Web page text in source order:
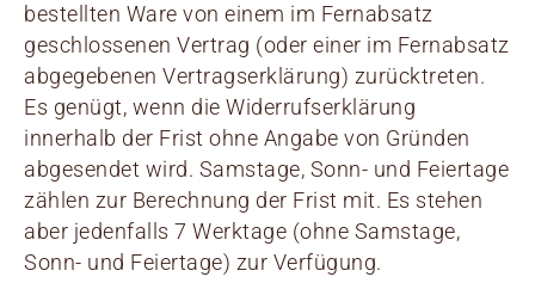
bestellten Ware von einem im Fernabsatz
geschlossenen Vertrag (oder einer im Fernabsatz
abgegebenen Vertragserklärung) zurücktreten.
Es genügt, wenn die Widerrufserklärung
innerhalb der Frist ohne Angabe von Gründen
abgesendet wird. Samstage, Sonn- und Feiertage
zählen zur Berechnung der Frist mit. Es stehen
aber jedenfalls 7 Werktage (ohne Samstage,
Sonn- und Feiertage) zur Verfügung.